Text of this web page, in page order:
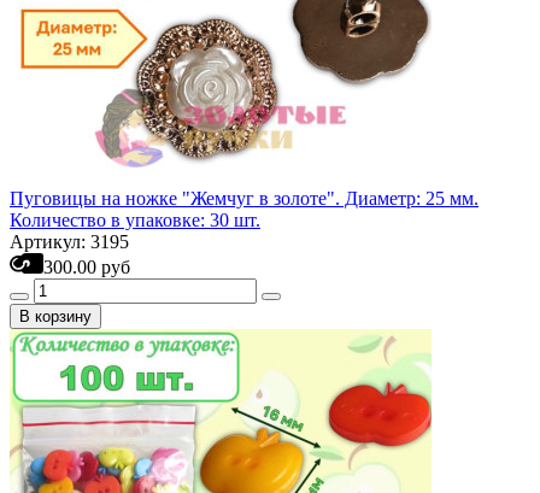
Пуговицы на ножке "Жемчуг в золоте". Диаметр: 25 мм.
Количество в упаковке: 30 шт.
Артикул: 3195
300.00 руб
В корзину